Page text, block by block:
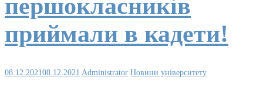
першокласників
приймали в кадети!
08.12.2021 08.12.2021 Administrator Новини університету